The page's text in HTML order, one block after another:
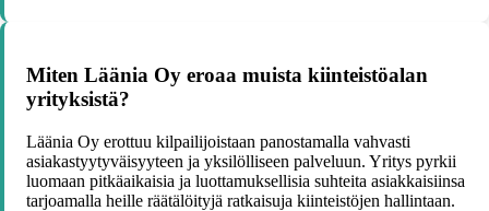
Miten Läänia Oy eroaa muista kiinteistöalan
yrityksistä?
Läänia Oy erottuu kilpailijoistaan panostamalla vahvasti
asiakastyytyväisyyteen ja yksilölliseen palveluun. Yritys pyrkii
luomaan pitkäaikaisia ja luottamuksellisia suhteita asiakkaisiinsa
tarjoamalla heille räätälöityjä ratkaisuja kiinteistöjen hallintaan.